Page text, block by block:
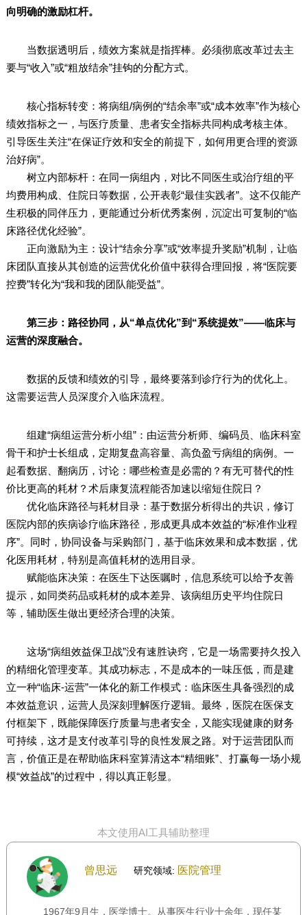
向明确的激励杠杆。
当数据透明后，绩效方案就是指挥棒。必须彻底改革过去主
要与“收入”或“粗放结余”挂钩的分配方式。
核心指标转变：将病组/病例的“结余率”或“成本效率”作为核心
绩效指标之一，与医疗质量、患者安全指标共同构成考核主体。
引导医生关注“在保证疗效和安全的前提下，如何用更合理的资源
治好病”。
树立内部标杆：在同一病组内，对比不同医生或治疗组的平
均费用构成、住院日等数据，公开表彰“最佳实践者”。这不仅能产
生积极的同伴压力，更能通过分析优秀案例，沉淀出可复制的“临
床路径优化经验”。
正向激励为主：设计“结余分享”或“效率提升奖励”机制，让临
床团队直接从其创造的运营优化价值中获得合理回报，将“医院要
控费”转化为“我和我的团队能受益”。
第三步：路径协同，从“单点优化”到“系统提效”——临床与
运营的深度融合。
数据的反馈和绩效的引导，最终要落到诊疗行为的优化上。
这需要运营人员深度介入临床流程。
组建“病组运营分析小组”：由运营分析师、编码员、临床科室
骨干和护士长组成，定期复盘高容量、高负盈亏病组的病例。一
起看数据、翻病历，讨论：哪些检查是必需的？有无可替代的性
价比更高的耗材？术后康复流程能否加速以缩短住院日？
优化临床路径与耗材目录：基于数据分析得出的共识，修订
医院内部的疾病诊疗临床路径，形成更具成本效益的“标准作业程
序”。同时，协同设备与采购部门，基于临床效果和成本数据，优
化医用耗材，特别是高值耗材的选用目录。
赋能临床决策：在医生下达医嘱时，信息系统可以给予友善
提示，如同类药品或耗材的成本差异、该病组历史平均住院日
等，辅助医生做出更经济合理的决策。
这场“病组效益保卫战”没有速胜诀窍，它是一场需要持久投入
的精细化管理变革。其成功标志，不是成本的一味压低，而是建
立一种“临床-运营”一体化的新工作模式：临床医生具备强烈的成
本效益意识，运营人员深刻理解医疗逻辑。最终，医院在医保支
付框架下，既能保障医疗质量与患者安全，又能实现健康的财务
可持续，这才是支付改革引导的良性发展之路。对于运营团队而
言，价值正是在帮助临床科室算清这本“精细账”、打赢每一场小规
模“效益战”的过程中，得以真正彰显。
本文使用AI工具辅助整理
曾思远 研究领域: 医院管理
1967年9月生，医学博士。从事医生行业十余年，现任某